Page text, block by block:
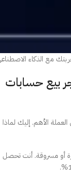
مع الذكاء
بيع حسابات
الأهم. إليك لماذا
أو مسروقة. أنت تحصل